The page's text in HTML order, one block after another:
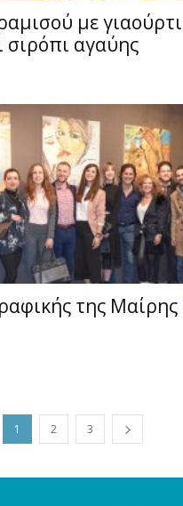
με
σιρόπι αγαύης
της Μαίρης
1 2 3